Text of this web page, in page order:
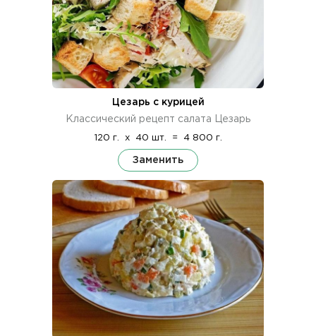
Цезарь с курицей
Классический рецепт салата Цезарь
120 г. x 40 шт. = 4 800 г.
Заменить